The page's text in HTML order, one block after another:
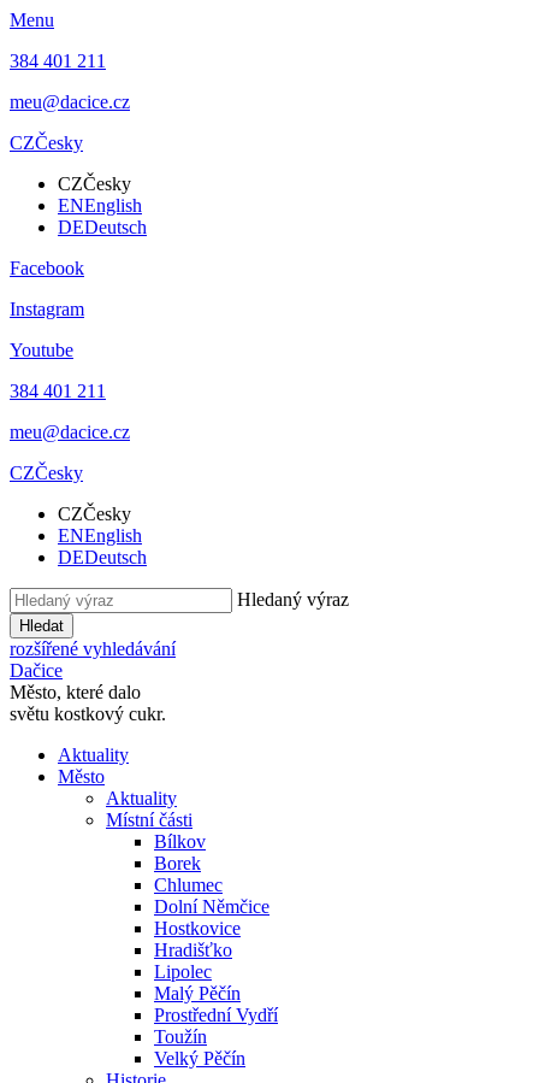
Menu
384 401 211
meu@dacice.cz
CZČesky
CZČesky
ENEnglish
DEDeutsch
Facebook
Instagram
Youtube
384 401 211
meu@dacice.cz
CZČesky
CZČesky
ENEnglish
DEDeutsch
Hledaný výraz
Hledat
rozšířené vyhledávání
Dačice
Město, které dalo
světu kostkový cukr.
Aktuality
Město
Aktuality
Místní části
Bílkov
Borek
Chlumec
Dolní Němčice
Hostkovice
Hradišťko
Lipolec
Malý Pěčín
Prostřední Vydří
Toužín
Velký Pěčín